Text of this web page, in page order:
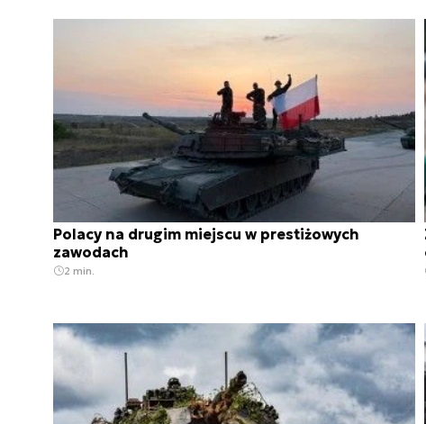
Polacy na drugim miejscu w prestiżowych
zawodach
2 min.